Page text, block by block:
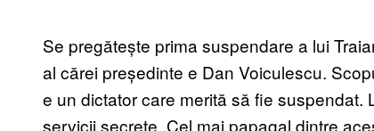
Se pregătește prima suspendare a lui
al cărei președinte e Dan Voiculescu.
e un dictator care merită să fie
servicii secrete. Cel mai papagal dintre